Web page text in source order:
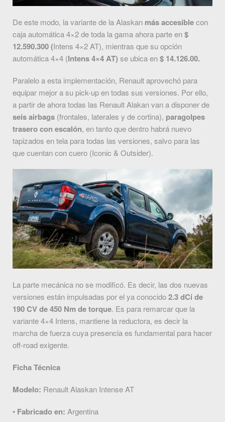
De este modo, la variante de la Alaskan más accesiblecon
caja automática 4×2 de toda la gama ahora parte en$
12.590.300 (Intens 4×2 AT), mientras que su opción
automática 4×4 (Intens 4×4 AT) se ubica en$ 14.126.00.
Paralelo a esta implementación, Renault aprovechó para
equipar mejor a su pick-up en todas sus versiones. Por ello,
a partir de ahora todas las Renault Alakan van a disponer de
seis airbags (frontales, laterales y de cortina), paragolpes
trasero con escalón, en tanto que dentro habrá nuevo
tapizados en tela para todas las versiones, salvo para las
que cuentan con cuero (Iconic & Outsider).
La parte mecánica no se modificó. Es decir, las dos nuevas
versiones están impulsadas por el ya conocido2.3 dCi de
190 CV de 450 Nm de torque. Es para remarcar que la
variante 4×4 Intens, mantiene la reductora, es decir la
marcha de fuerza cuya presencia es fundamental para hacer
off-road exigente.
Ficha Técnica
Modelo: Renault Alaskan Intense AT
• Fabricado en: Argentina